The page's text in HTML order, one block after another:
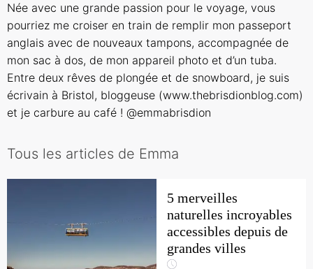
Rejoignez nos équipes
Née avec une grande passion pour le voyage, vous
pourriez me croiser en train de remplir mon passeport
anglais avec de nouveaux tampons, accompagnée de
mon sac à dos, de mon appareil photo et d’un tuba.
Entre deux rêves de plongée et de snowboard, je suis
écrivain à Bristol, bloggeuse (www.thebrisdionblog.com)
et je carbure au café ! @emmabrisdion
Tous les articles de Emma
5 merveilles
naturelles incroyables
accessibles depuis de
grandes villes